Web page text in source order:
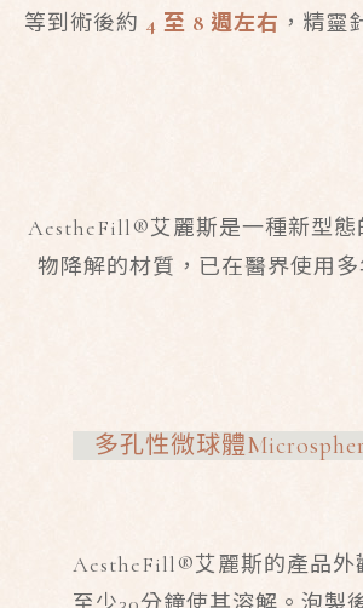
等到術後約 4 至 8 週左右 ，精靈
AestheFill®艾麗斯是一種新型態
物降解的材質，已在醫界使用
多孔性微球體
AestheFill®艾麗斯的產品外